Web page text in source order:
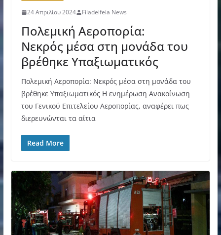
24 Απριλίου 2024 Filadelfeia News
Πολεμική Αεροπορία:
Νεκρός μέσα στη μονάδα του
βρέθηκε Υπαξιωματικός
Πολεμική Αεροπορία: Νεκρός μέσα στη μονάδα του
βρέθηκε Υπαξιωματικός Η ενημέρωση Ανακοίνωση
του Γενικού Επιτελείου Αεροπορίας, αναφέρει πως
διερευνώνται τα αίτια
Read More